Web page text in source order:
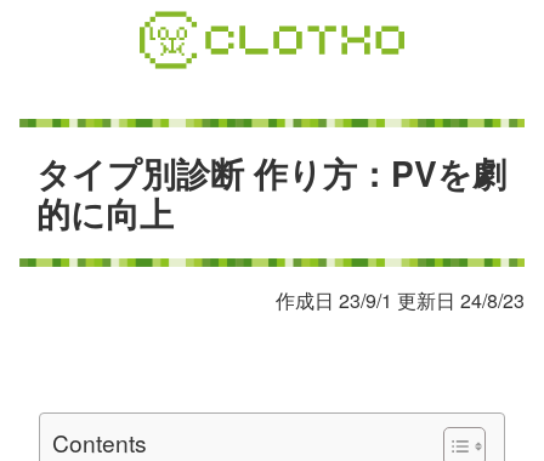
タイプ別診断作り方 ： PVを劇
的に向上
作成日 23/9/1 更新日 24/8/23
Contents